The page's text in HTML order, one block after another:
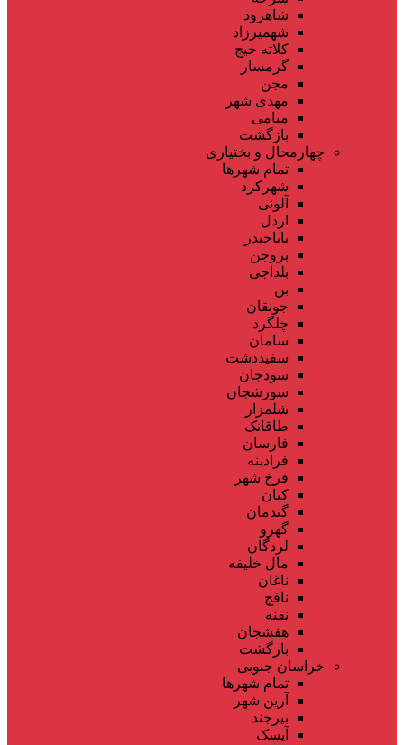
شاهرود
شهمیرزاد
کلاته خیج
گرمسار
مجن
مهدی شهر
میامی
بازگشت
چهارمحال و بختیاری
تمام شهر‌ها
شهرکرد
آلونی
اردل
باباحیدر
بروجن
بلداجی
بن
جونقان
چلگرد
سامان
سفیددشت
سودجان
سورشجان
شلمزار
طاقانک
فارسان
فرادبنه
فرخ شهر
کیان
گندمان
گهرو
لردگان
مال خلیفه
ناغان
نافچ
نقنه
هفشجان
بازگشت
خراسان جنوبی
تمام شهر‌ها
آرین شهر
بیرجند
آیسک